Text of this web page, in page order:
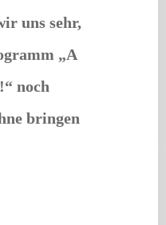
uns sehr,
„A
noch
bringen